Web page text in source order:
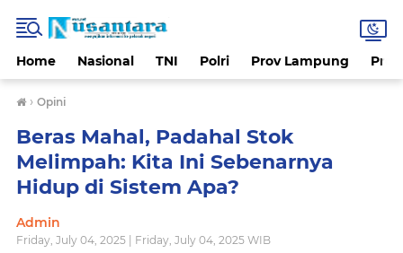
Home Nasional TNI Polri Prov Lampung
› Opini
Beras Mahal, Padahal Stok
Melimpah: Kita Ini Sebenarnya
Hidup di Sistem Apa?
Admin
Friday, July 04, 2025 | Friday, July 04, 2025 WIB